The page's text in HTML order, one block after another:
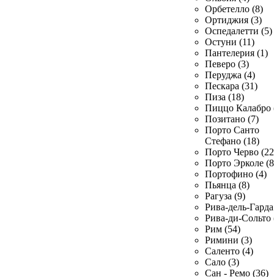
Орбетелло (8)
Ортиджия (3)
Оспедалетти (5)
Остуни (11)
Пантелерия (1)
Певеро (3)
Перуджа (4)
Пескара (31)
Пиза (18)
Пиццо Калабро
Позитано (7)
Порто Санто
Стефано (18)
Порто Черво
Порто Эрколе
Портофино (4)
Пьянца (8)
Рагуза (9)
Рива-дель-
Рива-ди-Сольто
Рим (54)
Римини (3)
Саленто (4)
Сало (3)
Сан - Ремо (36)